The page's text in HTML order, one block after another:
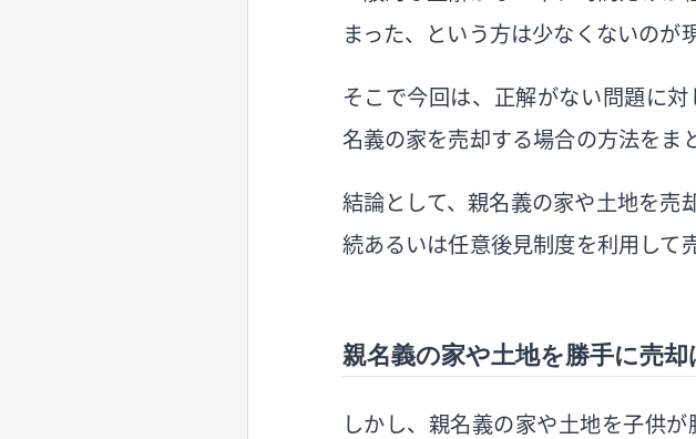
まった、という方は少なくないのが
そこで今回は、正解がない問題に
名義の家を売却する場合の方法をま
結論として、親名義の家や土地を売
続あるいは任意後見制度を利用して
親名義の家や土地を勝手に売
しかし、親名義の家や土地を子供